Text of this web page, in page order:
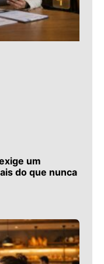
um
do que nunca